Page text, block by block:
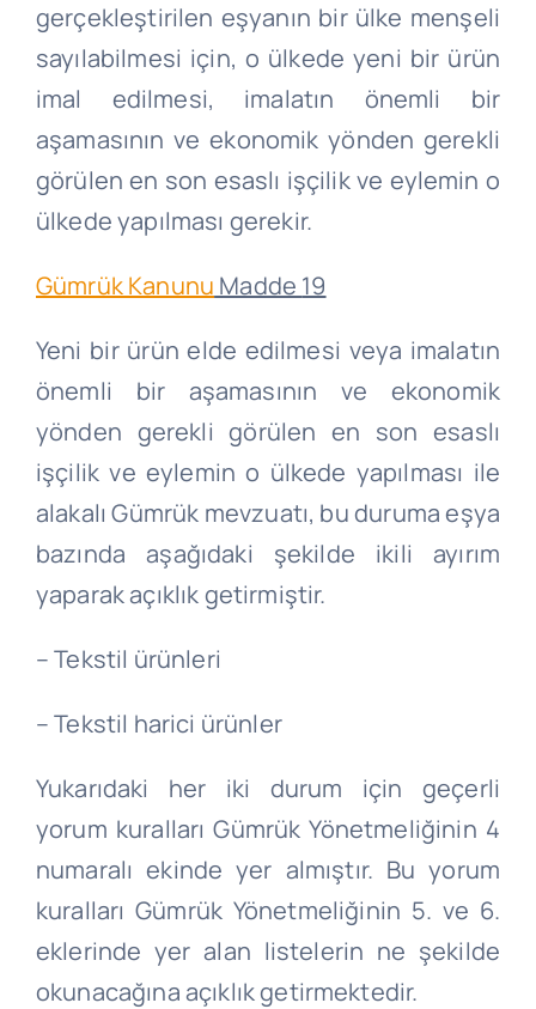
gerçekleştirilen eşyanın bir ülke menşeli
sayılabilmesi için, o ülkede yeni bir ürün
imal edilmesi, imalatın önemli bir
aşamasının ve ekonomik yönden gerekli
görülen en son esaslı işçilik ve eylemin o
ülkede yapılması gerekir.
Gümrük Kanunu Madde 19
Yeni bir ürün elde edilmesi veya imalatın
önemli bir aşamasının ve ekonomik
yönden gerekli görülen en son esaslı
işçilik ve eylemin o ülkede yapılması ile
alakalı Gümrük mevzuatı, bu duruma eşya
bazında aşağıdaki şekilde ikili ayırım
yaparak açıklık getirmiştir.
– Tekstil ürünleri
– Tekstil harici ürünler
Yukarıdaki her iki durum için geçerli
yorum kuralları Gümrük Yönetmeliğinin 4
numaralı ekinde yer almıştır. Bu yorum
kuralları Gümrük Yönetmeliğinin 5. ve 6.
eklerinde yer alan listelerin ne şekilde
okunacağına açıklık getirmektedir.